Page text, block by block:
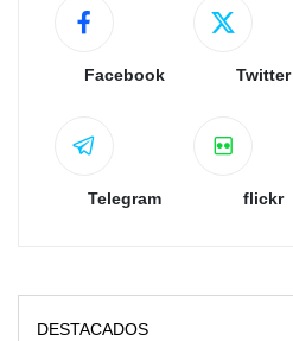
Facebook Twitter
Telegram flickr
DESTACADOS